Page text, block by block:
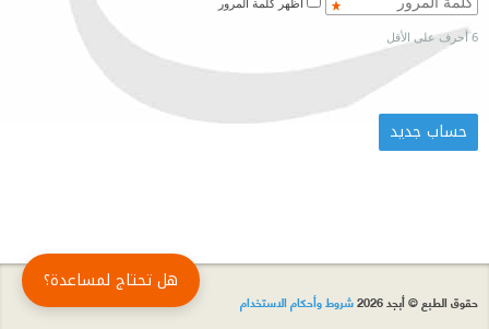
6 أحرف على الأقل
حقوق الطبع © أبجد 2026 شروط وأحكام الاستخدام
هل تحتاج لمساعدة؟